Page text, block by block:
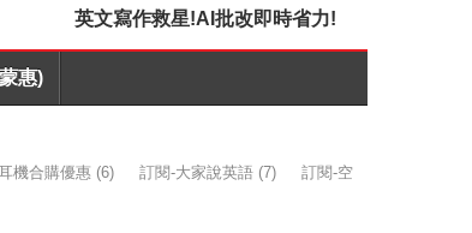
英文寫作救星!AI批改即時省力!
惠)
機合購優惠 (6) 訂閱-大家說英語 (7)
訂閱-空